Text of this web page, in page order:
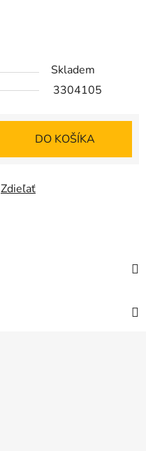
Skladem
3304105
DO KOŠÍKA
Zdieľať